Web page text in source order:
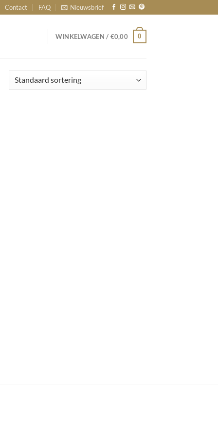
Contact FAQ Nieuwsbrief
WINKELWAGEN / €0,00 0